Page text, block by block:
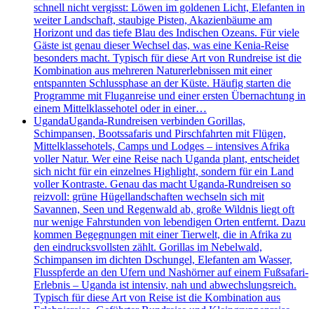
schnell nicht vergisst: Löwen im goldenen Licht, Elefanten in
weiter Landschaft, staubige Pisten, Akazienbäume am
Horizont und das tiefe Blau des Indischen Ozeans. Für viele
Gäste ist genau dieser Wechsel das, was eine Kenia-Reise
besonders macht. Typisch für diese Art von Rundreise ist die
Kombination aus mehreren Naturerlebnissen mit einer
entspannten Schlussphase an der Küste. Häufig starten die
Programme mit Fluganreise und einer ersten Übernachtung in
einem Mittelklassehotel oder in einer…
UgandaUganda-Rundreisen verbinden Gorillas,
Schimpansen, Bootssafaris und Pirschfahrten mit Flügen,
Mittelklassehotels, Camps und Lodges – intensives Afrika
voller Natur. Wer eine Reise nach Uganda plant, entscheidet
sich nicht für ein einzelnes Highlight, sondern für ein Land
voller Kontraste. Genau das macht Uganda-Rundreisen so
reizvoll: grüne Hügellandschaften wechseln sich mit
Savannen, Seen und Regenwald ab, große Wildnis liegt oft
nur wenige Fahrstunden von lebendigen Orten entfernt. Dazu
kommen Begegnungen mit einer Tierwelt, die in Afrika zu
den eindrucksvollsten zählt. Gorillas im Nebelwald,
Schimpansen im dichten Dschungel, Elefanten am Wasser,
Flusspferde an den Ufern und Nashörner auf einem Fußsafari-
Erlebnis – Uganda ist intensiv, nah und abwechslungsreich.
Typisch für diese Art von Reise ist die Kombination aus